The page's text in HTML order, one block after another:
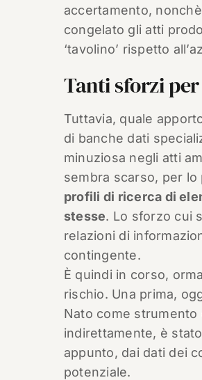
accertamento,
congelato gli atti
‘tavolino’ rispetto
Tanti sforzi
Tuttavia, quale
di banche dati
minuziosa negli atti
sembra scarso, per lo
profili di ricerca di
stesse. Lo sforzo cui
relazioni di
contingente.
È quindi in corso,
rischio. Una prima,
Nato come
indirettamente, è
appunto, dai dati dei
potenziale.